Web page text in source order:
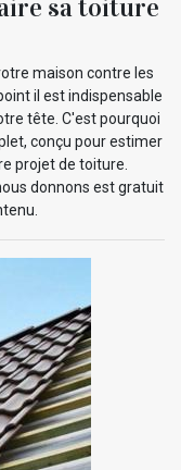
sa toiture
maison contre les
il est indispensable
tête. C'est pourquoi
conçu pour estimer
projet de toiture.
donnons est gratuit